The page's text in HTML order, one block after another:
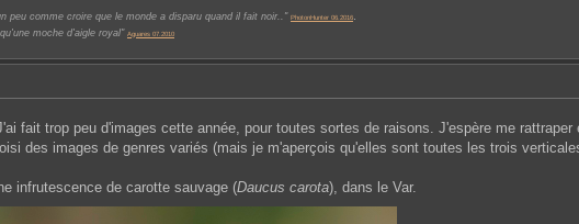
peu comme croire que le monde a disparu quand il fait noir.." PhotonHunter 06.2016
moche d'aigle royal" Aguares 07.2010
fait trop peu d'images cette année, pour toutes sortes de raisons. J'espère me rattraper
des images de genres variés (mais je m'aperçois qu'elles sont toutes les trois
infrutescence de carotte sauvage (Daucus carota), dans le Var.